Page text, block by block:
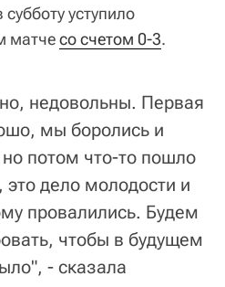
уступило
матчесо счетом 0-3.
недовольны. Первая
мы боролись и
потом что-то пошло
дело молодости и
провалились. Будем
чтобы в будущем
- сказала